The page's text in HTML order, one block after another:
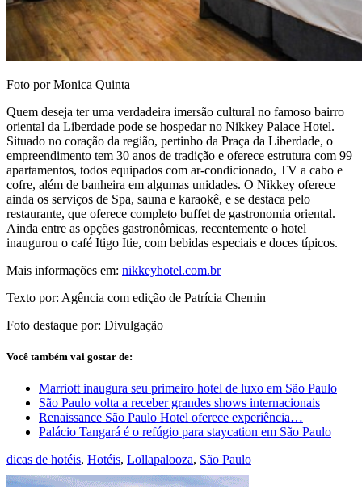
Foto por Monica Quinta
Quem deseja ter uma verdadeira imersão cultural no famoso bairro
oriental da Liberdade pode se hospedar no Nikkey Palace Hotel.
Situado no coração da região, pertinho da Praça da Liberdade, o
empreendimento tem 30 anos de tradição e oferece estrutura com 99
apartamentos, todos equipados com ar-condicionado, TV a cabo e
cofre, além de banheira em algumas unidades. O Nikkey oferece
ainda os serviços de Spa, sauna e karaokê, e se destaca pelo
restaurante, que oferece completo buffet de gastronomia oriental.
Ainda entre as opções gastronômicas, recentemente o hotel
inaugurou o café Itigo Itie, com bebidas especiais e doces típicos.
Mais informações em: nikkeyhotel.com.br
Texto por: Agência com edição de Patrícia Chemin
Foto destaque por: Divulgação
Você também vai gostar de:
Marriott inaugura seu primeiro hotel de luxo em São Paulo
São Paulo volta a receber grandes shows internacionais
Renaissance São Paulo Hotel oferece experiência…
Palácio Tangará é o refúgio para staycation em São Paulo
dicas de hotéis, Hotéis, Lollapalooza, São Paulo